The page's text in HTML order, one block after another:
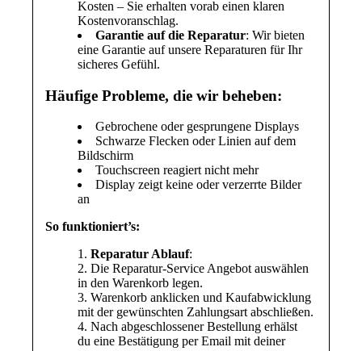
Kosten – Sie erhalten vorab einen klaren
Kostenvoranschlag.
Garantie auf die Reparatur: Wir bieten
eine Garantie auf unsere Reparaturen für Ihr
sicheres Gefühl.
Häufige Probleme, die wir beheben:
Gebrochene oder gesprungene Displays
Schwarze Flecken oder Linien auf dem
Bildschirm
Touchscreen reagiert nicht mehr
Display zeigt keine oder verzerrte Bilder
an
So funktioniert’s:
Reparatur Ablauf:
Die Reparatur-Service Angebot auswählen
in den Warenkorb legen.
Warenkorb anklicken und Kaufabwicklung
mit der gewünschten Zahlungsart abschließen.
Nach abgeschlossener Bestellung erhälst
du eine Bestätigung per Email mit deiner